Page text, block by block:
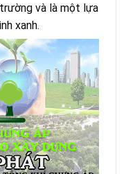
và là một lựa
xanh.